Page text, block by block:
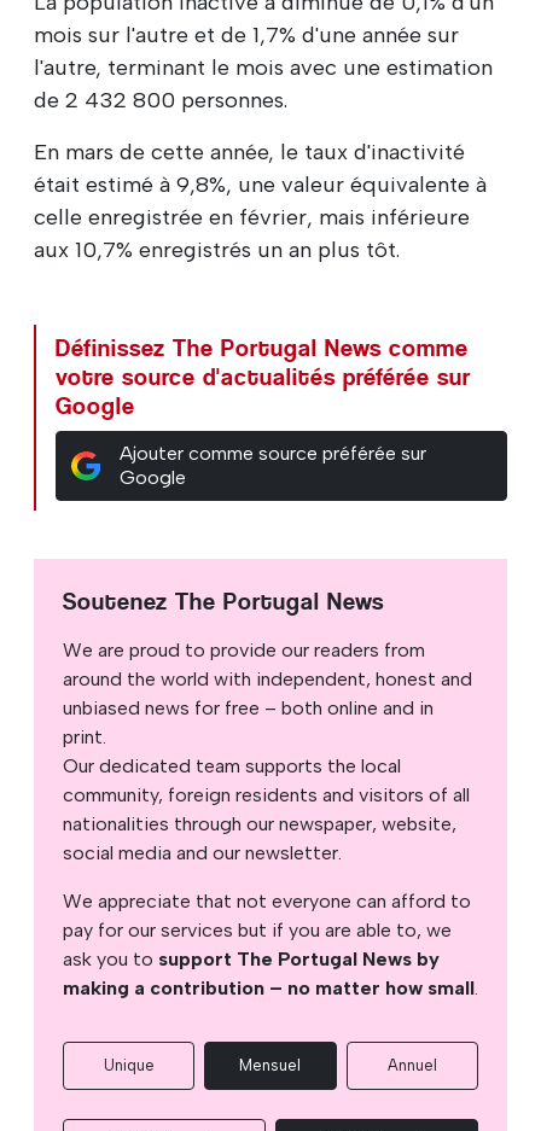
mois sur l'autre et de 1,7% d'une année sur
l'autre, terminant le mois avec une estimation
de 2 432 800 personnes.
En mars de cette année, le taux d'inactivité
était estimé à 9,8%, une valeur équivalente à
celle enregistrée en février, mais inférieure
aux 10,7% enregistrés un an plus tôt.
Définissez The Portugal News comme
votre source d'actualités préférée sur
Google
Ajouter comme source préférée sur
Google
Soutenez The Portugal News
We are proud to provide our readers from
around the world with independent, honest and
unbiased news for free – both online and in
print.
Our dedicated team supports the local
community, foreign residents and visitors of all
nationalities through our newspaper, website,
social media and our newsletter.
We appreciate that not everyone can afford to
pay for our services but if you are able to, we
ask you to support The Portugal News by
making a contribution – no matter how small.
Unique Mensuel Annuel